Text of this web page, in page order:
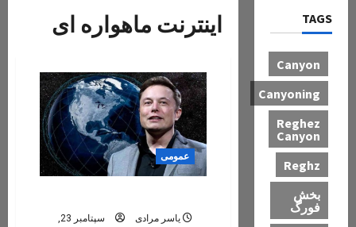
اینترنت ماهواره ای
عمومی
یاسر مرادی
سپتامبر 23,
TAGS
Canyon
Canyoning
Reghez
Canyon
Reghz
بخش
فورگ